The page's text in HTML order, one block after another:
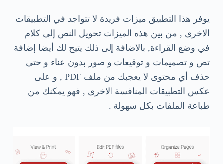
يوفر هذا التطبيق ميزات فريدة لا تتواجد في التطبيقات
الاخرى , من بين هذه الميزات تحويل النص إلى كلام
في وضع القراءة, بالاضافة إلى ذلك يتيح لك أيضا إضافة
تص و تصميمات و توقيعات و صور بدون عناء و حتى
حذف أي محتوى لا يعجبك من ملف PDF , و على
عكس التطبيقات المنافسة الاخرى , فهو يمكنك من
طباعة الملفات بكل سهولة .